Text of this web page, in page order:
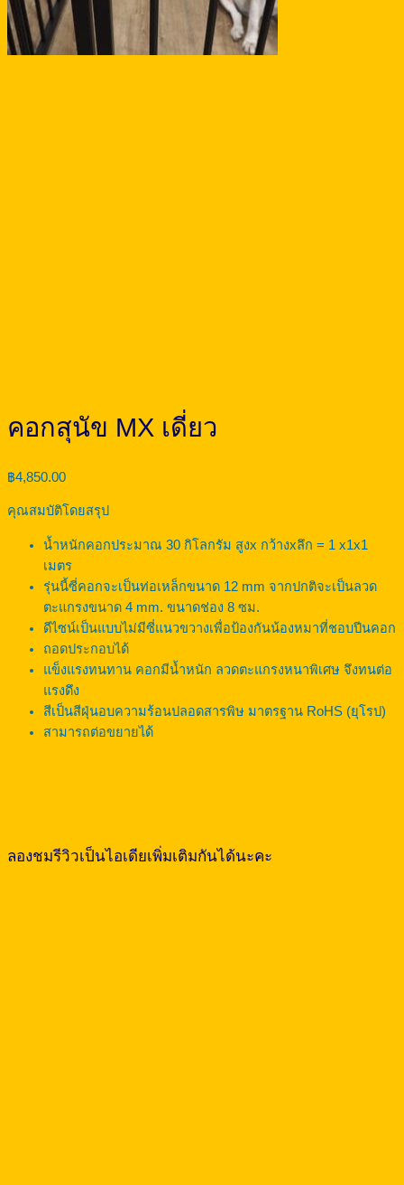
คอกสุนัข MX เดี่ยว
฿4,850.00
คุณสมบัติโดยสรุป
น้ำหนักคอกประมาณ 30 กิโลกรัม สูงx กว้างxลึก = 1 x1x1
เมตร
รุ่นนี้ซี่คอกจะเป็นท่อเหล็กขนาด 12 mm จากปกติจะเป็นลวด
ตะแกรงขนาด 4 mm. ขนาดช่อง 8 ซม.
ดีไซน์เป็นแบบไม่มีซี่แนวขวางเพื่อป้องกันน้องหมาที่ชอบปีนคอก
ถอดประกอบได้
แข็งแรงทนทาน คอกมีน้ำหนัก ลวดตะแกรงหนาพิเศษ จึงทนต่อ
แรงดึง
สีเป็นสีฝุ่นอบความร้อนปลอดสารพิษ มาตรฐาน RoHS (ยุโรป)
สามารถต่อขยายได้
ลองชมรีวิวเป็นไอเดียเพิ่มเติมกันได้นะคะ